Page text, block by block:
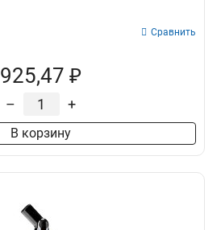
Сравнить
925,47 ₽
– +
В корзину